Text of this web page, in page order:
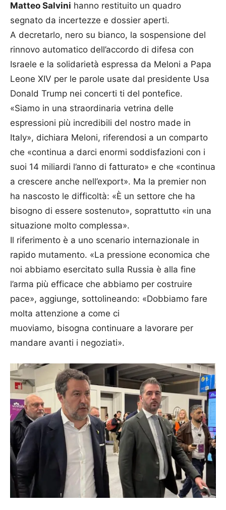
Matteo Salvini hanno restituito un quadro
segnato da incertezze e dossier aperti.
A decretarlo, nero su bianco, la sospensione del
rinnovo automatico dell’accordo di difesa con
Israele e la solidarietà espressa da Meloni a Papa
Leone XIV per le parole usate dal presidente Usa
Donald Trump nei concerti ti del pontefice.
«Siamo in una straordinaria vetrina delle
espressioni più incredibili del nostro made in
Italy», dichiara Meloni, riferendosi a un comparto
che «continua a darci enormi soddisfazioni con i
suoi 14 miliardi l’anno di fatturato» e che «continua
a crescere anche nell’export». Ma la premier non
ha nascosto le difficoltà: «È un settore che ha
bisogno di essere sostenuto», soprattutto «in una
situazione molto complessa».
Il riferimento è a uno scenario internazionale in
rapido mutamento. «La pressione economica che
noi abbiamo esercitato sulla Russia è alla fine
l’arma più efficace che abbiamo per costruire
pace», aggiunge, sottolineando: «Dobbiamo fare
molta attenzione a come ci
muoviamo, bisogna continuare a lavorare per
mandare avanti i negoziati».